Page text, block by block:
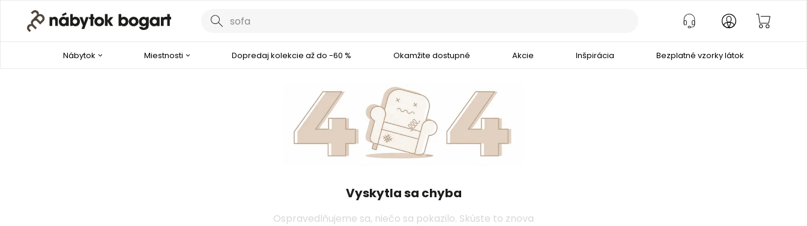
Nábytok Miestnosti Dopredaj kolekcie až do -60 % Okamžite dostupné Akcie Inšpirácia Bezplatné vzorky látok
Vyskytla sa chyba
Ospravedlňujeme sa, niečo sa pokazilo. Skúste to znova